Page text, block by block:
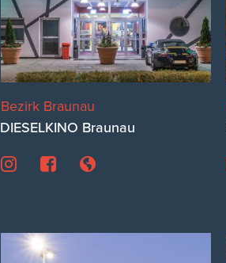
Bezirk Braunau
DIESELKINO Braunau